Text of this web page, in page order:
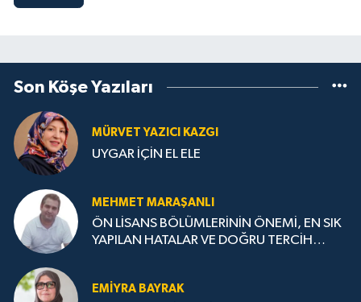
Son Köşe Yazıları
MÜRVET YAZICI KAZGI
UYGAR İÇİN EL ELE
MEHMET MARAŞANLI
ÖN LİSANS BÖLÜMLERİNİN ÖNEMİ, EN SIK
YAPILAN HATALAR VE DOĞRU TERCİH
EMIYRA BAYRAK